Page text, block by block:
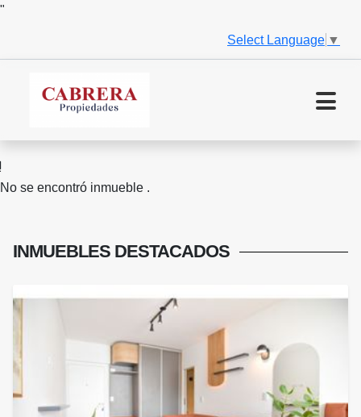
"
Select Language ▼
No se encontró inmueble .
INMUEBLES DESTACADOS